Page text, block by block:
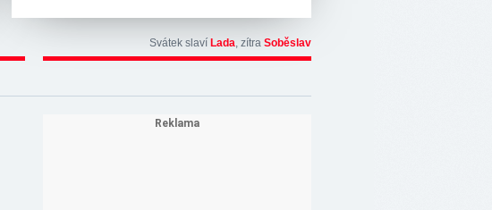
Svátek slaví Lada, zítra Soběslav